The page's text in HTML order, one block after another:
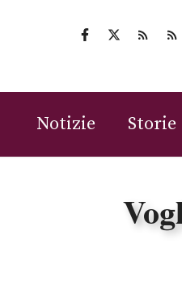
Notizie Storie